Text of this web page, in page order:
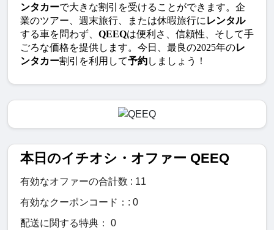
ンタカーで大きな割引を受けることができます。企
業のツアー、週末旅行、または休暇旅行に レンタル
する車を問わず、 QEEQは便利さ、信頼性、そして手
ごろな価格を提供します。今日、最良の2025年のレ
ンタカー割引を利用して予約しましょう！
本日のイチオシ・オファー QEEQ
有効なオファーの合計数 : 11
有効なクーポンコード：: 0
配送に関する特典： 0